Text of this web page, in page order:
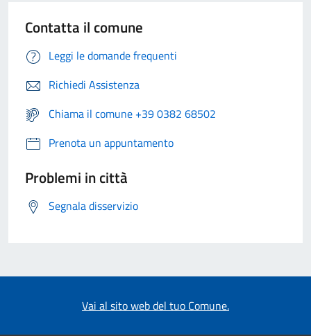
Contatta il comune
Leggi le domande frequenti
Richiedi Assistenza
Chiama il comune +39 0382 68502
Prenota un appuntamento
Problemi in città
Segnala disservizio
Vai al sito web del tuo Comune.